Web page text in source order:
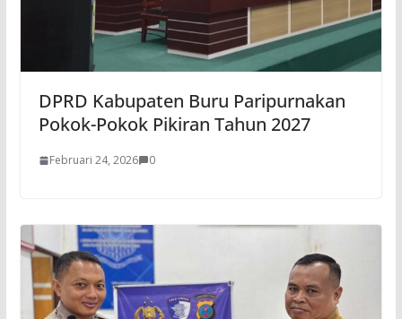
DPRD Kabupaten Buru Paripurnakan
Pokok-Pokok Pikiran Tahun 2027
Februari 24, 2026 0